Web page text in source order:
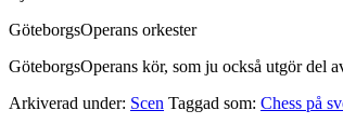
GöteborgsOperans orkester
GöteborgsOperans kör, som ju också utgör del
Arkiverad under: Scen Taggad som: Chess på